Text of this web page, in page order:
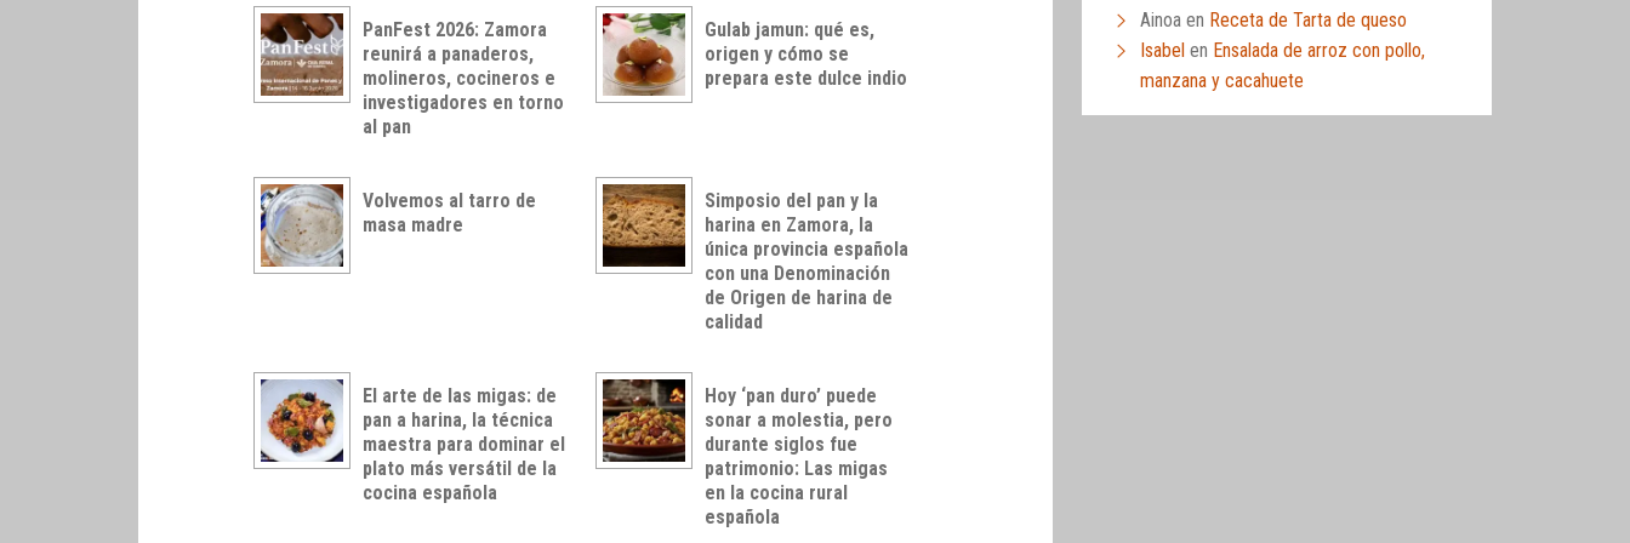
PanFest 2026: Zamora
reunirá a panaderos,
molineros, cocineros e
investigadores en torno
al pan
Gulab jamun: qué es,
origen y cómo se
prepara este dulce indio
Volvemos al tarro de
masa madre
Simposio del pan y la
harina en Zamora, la
única provincia española
con una Denominación
de Origen de harina de
calidad
El arte de las migas: de
pan a harina, la técnica
maestra para dominar el
plato más versátil de la
cocina española
Hoy ‘pan duro’ puede
sonar a molestia, pero
durante siglos fue
patrimonio: Las migas
en la cocina rural
española
Ainoa en Receta de Tarta de queso
Isabel en Ensalada de arroz con pollo,
manzana y cacahuete